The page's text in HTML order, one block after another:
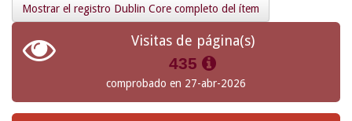
Mostrar el registro Dublin Core completo del ítem
Visitas de página(s)
435
comprobado en 27-abr-2026